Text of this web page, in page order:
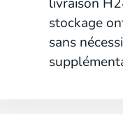
stockage
sans